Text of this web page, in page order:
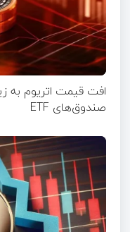
صندوق‌های ETF